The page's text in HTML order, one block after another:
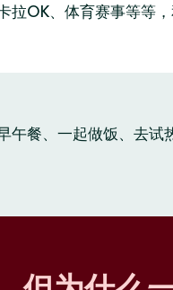
拉OK、体育赛事等等
午餐、一起做饭、去试